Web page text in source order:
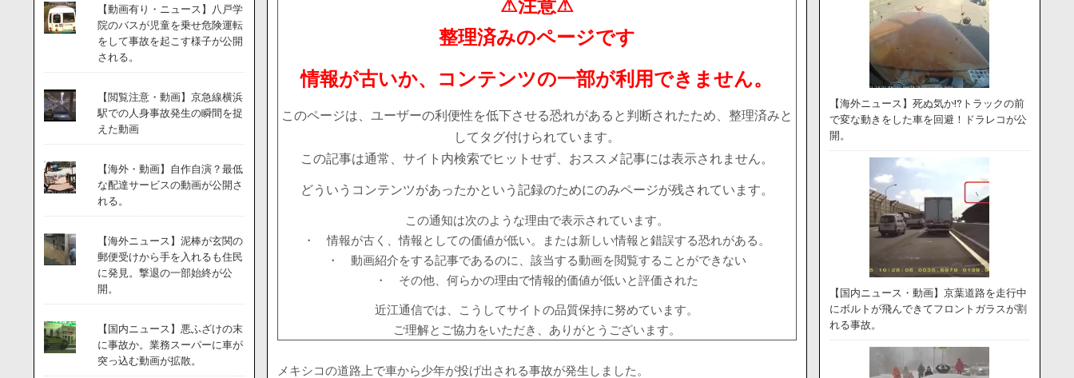
⚠注意⚠
整理済みのページです
情報が古いか、コンテンツの一部が利用できません。
このページは、ユーザーの利便性を低下させる恐れがあると判断されたため、整理済みと
してタグ付けられています。
この記事は通常、サイト内検索でヒットせず、おススメ記事には表示されません。
どういうコンテンツがあったかという記録のためにのみページが残されています。
この通知は次のような理由で表示されています。
・ 情報が古く、情報としての価値が低い。または新しい情報と錯誤する恐れがある。
・ 動画紹介をする記事であるのに、該当する動画を閲覧することができない
・ その他、何らかの理由で情報的価値が低いと評価された
近江通信では、こうしてサイトの品質保持に努めています。
ご理解とご協力をいただき、ありがとうございます。
メキシコの道路上で車から少年が投げ出される事故が発生しました。
【動画有り・ニュース】八戸学
院のバスが児童を乗せ危険運転
をして事故を起こす様子が公開
される。
【閲覧注意・動画】京急線横浜
駅での人身事故発生の瞬間を捉
えた動画
【海外・動画】自作自演？最低
な配達サービスの動画が公開さ
れる。
【海外ニュース】泥棒が玄関の
郵便受けから手を入れるも住民
に発見。撃退の一部始終が公
開。
【国内ニュース】悪ふざけの末
に事故か。業務スーパーに車が
突っ込む動画が拡散。
【海外ニュース】死ぬ気か!?トラックの前
で変な動きをした車を回避！ドラレコが公
開。
【国内ニュース・動画】京葉道路を走行中
にボルトが飛んできてフロントガラスが割
れる事故。